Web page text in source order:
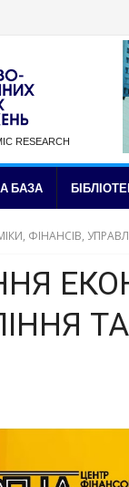
RESEARCH
БАЗА
ФІНАНСІВ,